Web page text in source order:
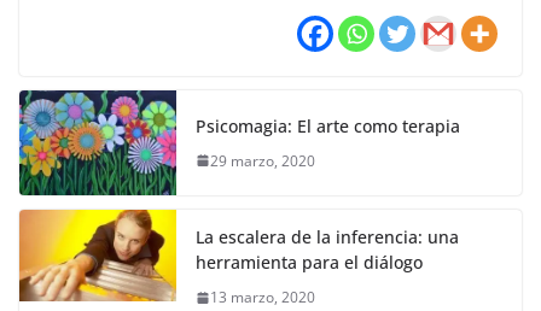
Psicomagia: El arte como terapia
29 marzo, 2020
La escalera de la inferencia: una
herramienta para el diálogo
13 marzo, 2020